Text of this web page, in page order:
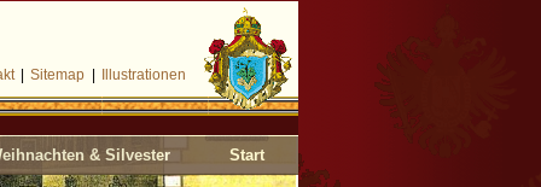
| Sitemap Illustrationen
& Silvester Start